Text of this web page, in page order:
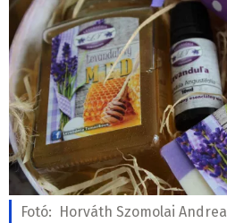
Fotó: Horváth Szomolai Andrea